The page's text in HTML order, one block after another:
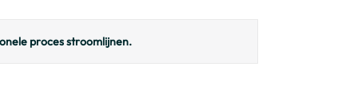
proces stroomlijnen.